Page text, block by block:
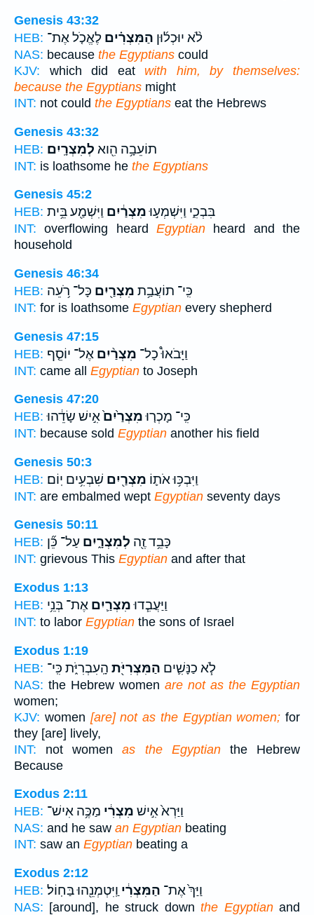
Genesis 43:32
HEB:
לֹ֨א יוּכְל֜וּן הַמִּצְרִ֗ים לֶאֱכֹ֤ל אֶת־
NAS: because the Egyptians could
KJV: which did eat with him, by themselves:
because the Egyptians might
INT: not could the Egyptians eat the Hebrews
Genesis 43:32
HEB:
תוֹעֵבָ֥ה הִ֖וא לְמִצְרָֽיִם׃
INT: is loathsome he the Egyptians
Genesis 45:2
HEB:
בִּבְכִ֑י וַיִּשְׁמְע֣וּמִצְרַ֔יִם וַיִּשְׁמַ֖ע בֵּ֥ית
INT: overflowing heard Egyptian heard and the
household
Genesis 46:34
HEB:
כִּֽי־ תוֹעֲבַ֥ת מִצְרַ֖יִם כָּל־ רֹ֥עֵה
INT: for is loathsome Egyptian every shepherd
Genesis 47:15
HEB:
וַיָּבֹאוּ֩ כָל־ מִצְרַ֨יִם אֶל־ יוֹסֵ֤ף
INT: came all Egyptian to Joseph
Genesis 47:20
HEB:
כִּֽי־ מָכְר֤וּמִצְרַ֙יִם֙אִ֣ישׁ שָׂדֵ֔הוּ
INT: because sold Egyptian another his field
Genesis 50:3
HEB:
וַיִּבְכּ֥וּ אֹת֛וֹ מִצְרַ֖יִם שִׁבְעִ֥ים יֽוֹם׃
INT: are embalmed wept Egyptian seventy days
Genesis 50:11
HEB:
כָּבֵ֥ד זֶ֖ה לְמִצְרָ֑יִם עַל־ כֵּ֞ן
INT: grievous This Egyptian and after that
Exodus 1:13
HEB:
וַיַּעֲבִ֧דוּמִצְרַ֛יִם אֶת־ בְּנֵ֥י
INT: to labor Egyptian the sons of Israel
Exodus 1:19
HEB:
לֹ֧א כַנָּשִׁ֛ים הַמִּצְרִיֹּ֖ת הָֽעִבְרִיֹּ֑ת כִּֽי־
NAS: the Hebrew women are not as the Egyptian
women;
KJV: women [are] not as the Egyptian women; for
they [are] lively,
INT: not womenas the Egyptianthe Hebrew
Because
Exodus 2:11
HEB:
וַיַּרְא֙ אִ֣ישׁ מִצְרִ֔י מַכֶּ֥ה אִישׁ־
NAS: and he saw an Egyptian beating
INT: saw an Egyptian beating a
Exodus 2:12
HEB:
וַיַּךְ֙ אֶת־ הַמִּצְרִ֔י וַֽיִּטְמְנֵ֖הוּ בַּחֽוֹל׃
NAS: [around], he struck downthe Egyptianand